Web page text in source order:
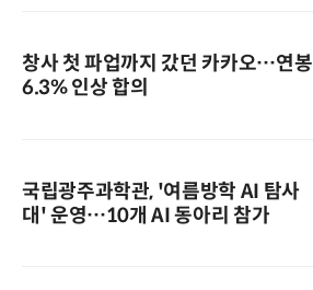
창사 첫 파업까지 갔던 카카오…연봉
6.3% 인상 합의
국립광주과학관, '여름방학 AI 탐사
대' 운영…10개 AI 동아리 참가